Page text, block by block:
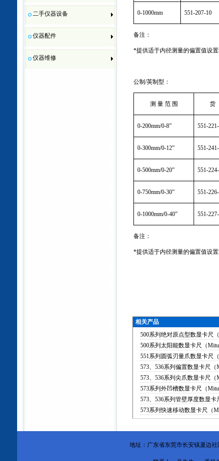
二手仪器设备
仪器配件
仪器维修
0-1000mm 551-207-10
备注：
*提供适于内径测量的偏置值设
公制 /英制型：
测 量 范 围 货
0-200mm/0-8” 551-
0-300mm/0-12” 551-
0-500mm/0-20” 551-
0-750mm/0-30” 551-
0-1000mm/0-40” 551-
备注：
*提供适于内径测量的偏置值设
相关产品
500系列绝对原点型数显卡尺
500系列太阳能数显卡尺（
551系列圆弧刃量爪数显卡尺
573、536系列偏置数显卡尺（
573、536系列尖爪数显卡尺（
573系列外凹槽数显卡尺（
573、536系列管壁厚度数显卡
573系列快速移动数显卡尺（
地址：广东省东莞市长安镇厦边